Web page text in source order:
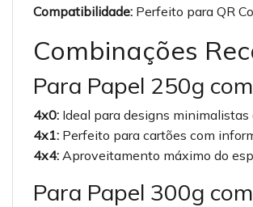
Compatibilidade: Perfeito para QR
Combinações
Para Papel 250g
4x0: Ideal para designs
4x1: Perfeito para cartões com
4x4: Aproveitamento máximo do
Para Papel 300g